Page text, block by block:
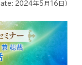
2024年5月16日 ）